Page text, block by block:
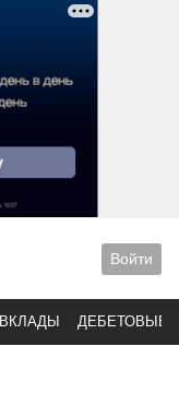
Войти
ВКЛАДЫ ДЕБЕТОВЫЕ